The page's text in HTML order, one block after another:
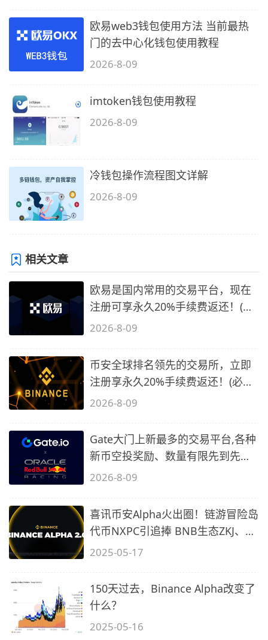
欧易web3钱包使用方法 当前最热
门的去中心化钱包使用教程
2026-8-09
imtoken钱包使用教程
2026-8-09
冷钱包操作流程图文详解
2026-8-09
相关文章
欧易是国内常用的交易平台，现在
注册可享永久20%手续费返还！(必
备1)
2026-8-09
币安全球排名领先的交易所，立即
注册享永久20%手续费返还！(必备
2)
2026-8-09
Gate大门上新最多的交易平台,各种
新币空投奖励、数量有限先到先
得…
2026-8-09
喜讯币安Alpha火出圈！链游冒险岛
代币NXPC引追捧 BNB生态ZKJ、
B2、SKYA
2025-05-17
150天过去，Binance Alpha改变了
什么？
2025-05-16